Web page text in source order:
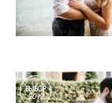
ВЫБОР
2017